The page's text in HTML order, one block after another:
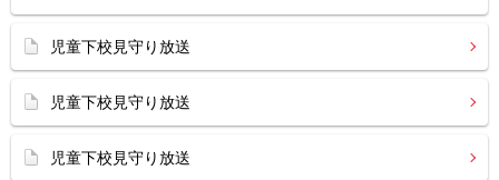
児童下校見守り放送
児童下校見守り放送
児童下校見守り放送